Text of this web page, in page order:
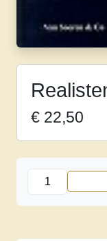
€ 22,50
Realisten
1998
aantal